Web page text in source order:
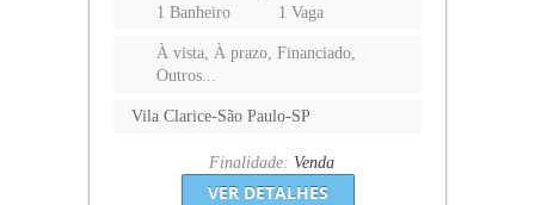
1 Banheiro
1 Vaga
À vista, À prazo, Financiado,
Outros...
Vila Clarice-São Paulo-SP
Finalidade: Venda
VER DETALHES